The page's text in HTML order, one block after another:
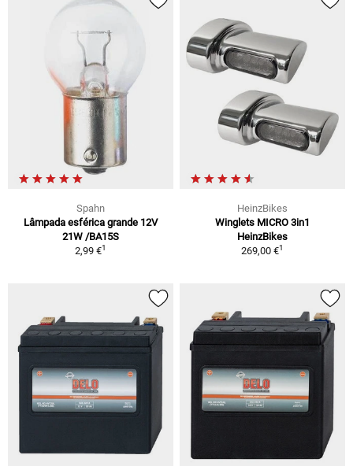
Spahn
Lâmpada esférica grande 12V
21W /BA15S
2,99 €1
HeinzBikes
Winglets MICRO 3in1
HeinzBikes
269,00 €1